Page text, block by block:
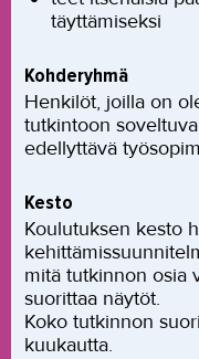
täyttämiseksi
Kohderyhmä
Henkilöt, joilla on
tutkintoon
edellyttävä
Kesto
Koulutuksen kesto
mitä tutkinnon osia
suorittaa näytöt.
Koko tutkinnon
kuukautta.